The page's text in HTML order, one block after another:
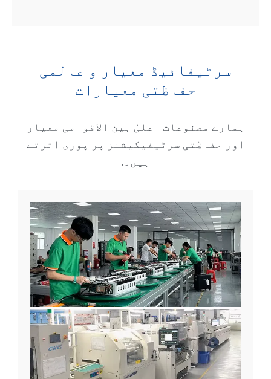
سرٹیفائیڈ معیار و عالمی
حفاظتی معیارات
ہمارے مصنوعات اعلیٰ بین الاقوامی معیار
اور حفاظتی سرٹیفیکیشنز پر پوری اترتے
ہیں۔.